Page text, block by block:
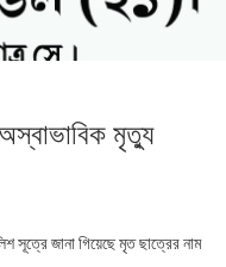
মৃত্যু
জানা গিয়েছে মৃত ছাত্রের নাম